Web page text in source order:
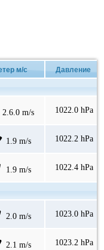
м/с Давление
2.6.0 m/s 1022.0 hPa
1.9 m/s 1022.2 hPa
1.9 m/s 1022.4 hPa
2.0 m/s 1023.0 hPa
2.1 m/s 1023.2 hPa